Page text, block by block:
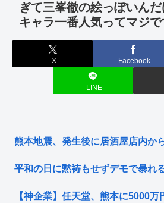
ぎて三峯徹の絵っぽいん
キャラ一番人気ってマジで
X Facebook
LINE
熊本地震、発生後に居酒屋店内か
平和の日に黙祷もせずデモで暴れ
【神企業】任天堂、熊本に5000万